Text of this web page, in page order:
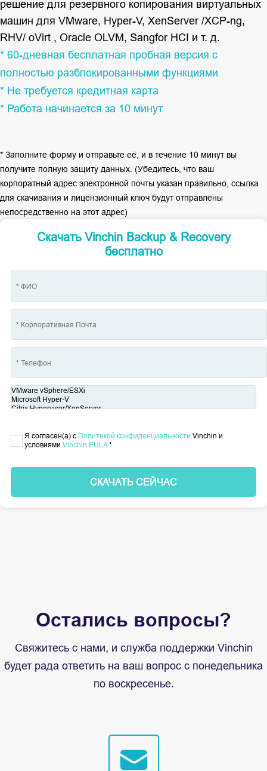
решение для резервного копирования виртуальных
машин для VMware, Hyper-V, XenServer /XCP-ng,
RHV/ oVirt , Oracle OLVM, Sangfor HCI и т. д.
* 60-дневная бесплатная пробная версия с
полностью разблокированными функциями
* Не требуется кредитная карта
* Работа начинается за 10 минут
* Заполните форму и отправьте её, и в течение 10 минут вы
получите полную защиту данных. (Убедитесь, что ваш
корпоратный адрес электронной почты указан правильно, ссылка
для скачивания и лицензионный ключ будут отправлены
непосредственно на этот адрес)
Скачать Vinchin Backup & Recovery
бесплатно
Я согласен(а) с Политикой конфиденциальности Vinchin и
условиями Vinchin EULA*
СКАЧАТЬ СЕЙЧАС
Остались вопросы?
Свяжитесь с нами, и служба поддержки Vinchin
будет рада ответить на ваш вопрос с понедельника
по воскресенье.